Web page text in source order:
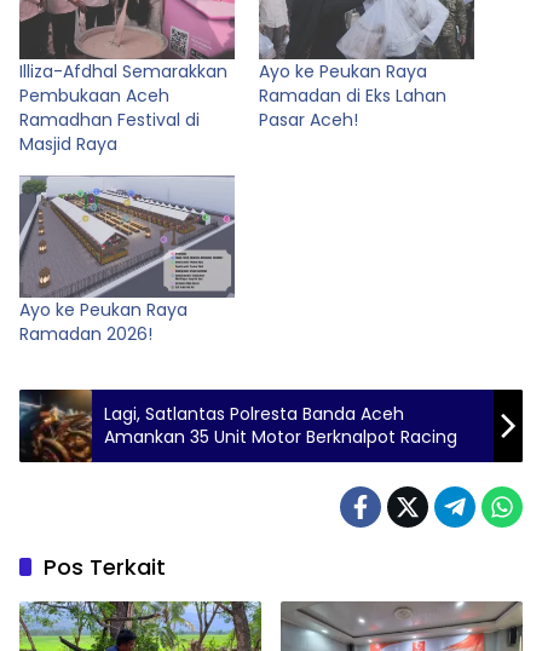
Illiza-Afdhal Semarakkan
Pembukaan Aceh
Ramadhan Festival di
Masjid Raya
Ayo ke Peukan Raya
Ramadan di Eks Lahan
Pasar Aceh!
Ayo ke Peukan Raya
Ramadan 2026!
Lagi, Satlantas Polresta Banda Aceh
Amankan 35 Unit Motor Berknalpot Racing
Pos Terkait